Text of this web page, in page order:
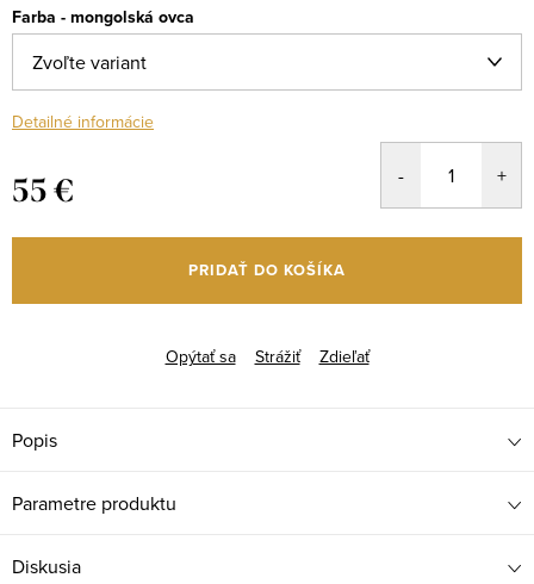
Farba - mongolská ovca
Detailné informácie
55 €
cena:
PRIDAŤ DO KOŠÍKA
Opýtať sa Strážiť Zdieľať
Popis
Parametre produktu
Diskusia